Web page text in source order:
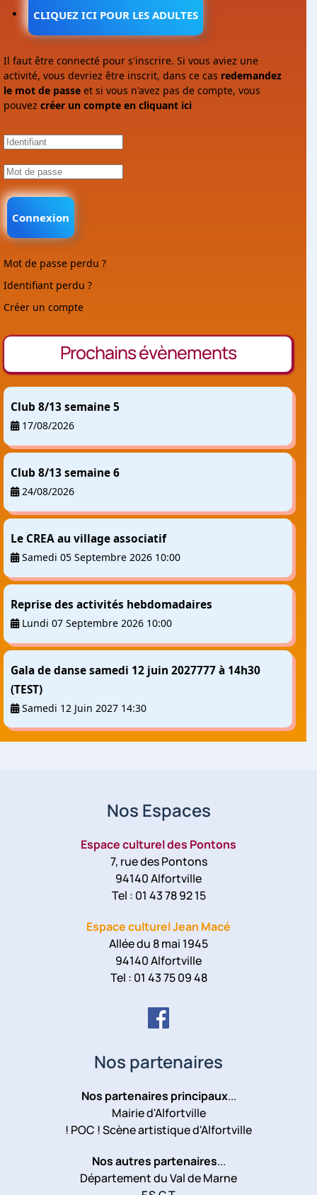
CLIQUEZ ICI POUR LES ADULTES
Il faut être connecté pour s'inscrire. Si vous aviez une
activité, vous devriez être inscrit, dans ce cas redemandez
le mot de passe et si vous n'avez pas de compte, vous
pouvez créer un compte en cliquant ici
Connexion
Mot de passe perdu ?
Identifiant perdu ?
Créer un compte
Prochains évènements
Club 8/13 semaine 5
17/08/2026
Club 8/13 semaine 6
24/08/2026
Le CREA au village associatif
Samedi 05 Septembre 2026 10:00
Reprise des activités hebdomadaires
Lundi 07 Septembre 2026 10:00
Gala de danse samedi 12 juin 2027777 à 14h30
(TEST)
Samedi 12 Juin 2027 14:30
Nos Espaces
Espace culturel des Pontons
7, rue des Pontons
94140 Alfortville
Tel : 01 43 78 92 15
Espace culturel Jean Macé
Allée du 8 mai 1945
94140 Alfortville
Tel : 01 43 75 09 48
Nos partenaires
Nos partenaires principaux...
Mairie d'Alfortville
! POC ! Scène artistique d'Alfortville
Nos autres partenaires...
Département du Val de Marne